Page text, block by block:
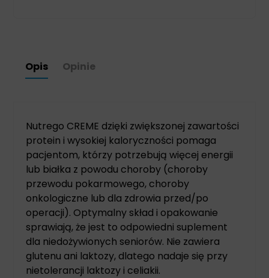
Opis Opinie
Nutrego CREME dzięki zwiększonej zawartości
protein i wysokiej kaloryczności pomaga
pacjentom, którzy potrzebują więcej energii
lub białka z powodu choroby (choroby
przewodu pokarmowego, choroby
onkologiczne lub dla zdrowia przed/po
operacji). Optymalny skład i opakowanie
sprawiają, że jest to odpowiedni suplement
dla niedożywionych seniorów. Nie zawiera
glutenu ani laktozy, dlatego nadaje się przy
nietolerancji laktozy i celiakii.